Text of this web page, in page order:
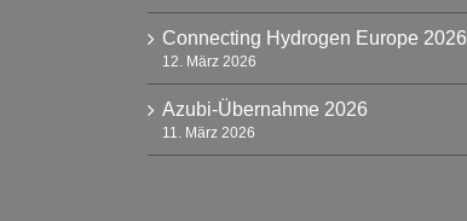
Connecting Hydrogen Europe 2026
12. März 2026
Azubi-Übernahme 2026
11. März 2026